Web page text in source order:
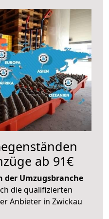
ab 91€
der Umzugsbranche
die qualifizierten
Anbieter in Zwickau